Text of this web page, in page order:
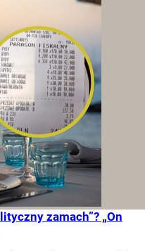
zamach”? „On